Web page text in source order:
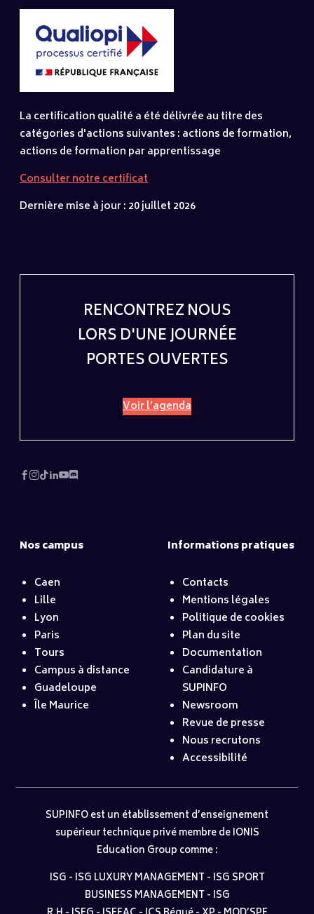
La certification qualité a été délivrée au titre des
catégories d'actions suivantes : actions de formation,
actions de formation par apprentissage
Consulter notre certificat
Dernière mise à jour : 20 juillet 2026
RENCONTREZ NOUS
LORS D'UNE JOURNÉE
PORTES OUVERTES
Voir l’agenda
Nos campus
Caen
Lille
Lyon
Paris
Tours
Campus à distance
Guadeloupe
Île Maurice
Informations pratiques
Contacts
Mentions légales
Politique de cookies
Plan du site
Documentation
Candidature à
SUPINFO
Newsroom
Revue de presse
Nous recrutons
Accessibilité
SUPINFO est un établissement d’enseignement
supérieur technique privé membre de IONIS
Education Group comme :
ISG - ISG LUXURY MANAGEMENT - ISG SPORT
BUSINESS MANAGEMENT - ISG